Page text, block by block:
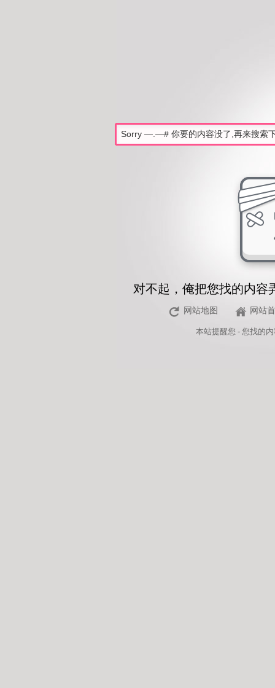
对不起，俺把您找的内容
网站地图 网站
本站提醒您 - 您找的